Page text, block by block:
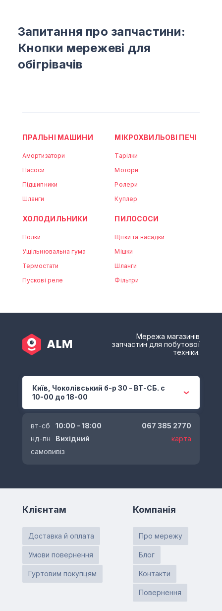
Запитання про запчастини:
Кнопки мережеві для
обігрівачів
ПРАЛЬНІ МАШИНИ
Амортизатори
Насоси
Підшипники
Шланги
МІКРОХВИЛЬОВІ ПЕЧІ
Тарілки
Мотори
Ролери
Куплер
ХОЛОДИЛЬНИКИ
Полки
Ущільнювальна гума
Термостати
Пускові реле
ПИЛОСОСИ
Щітки та насадки
Мішки
Шланги
Фільтри
Мережа магазинів
запчастин для побутової
техніки.
Київ, Чоколівський б-р 30 - ВТ-СБ. с
10-00 до 18-00
вт-сб
10:00 - 18:00
нд-пн
Вихідний
самовивіз
067 385 2770
карта
Клієнтам
Доставка й оплата
Умови повернення
Гуртовим покупцям
Компанія
Про мережу
Блог
Контакти
Повернення